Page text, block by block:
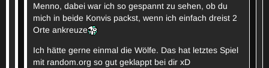
Menno, dabei war ich so gespannt zu sehen, ob du
mich in beide Konvis packst, wenn ich einfach dreist 2
Orte ankreuze
Ich hätte gerne einmal die Wölfe. Das hat letztes Spiel
mit random.org so gut geklappt bei dir xD